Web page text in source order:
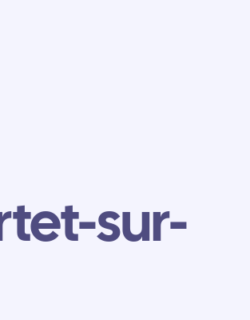
sur-